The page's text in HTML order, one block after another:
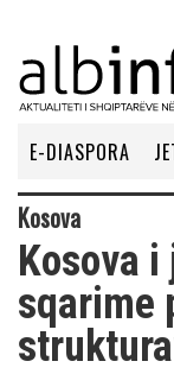
E-DIASPORA
Kosova
Kosova
sqarime